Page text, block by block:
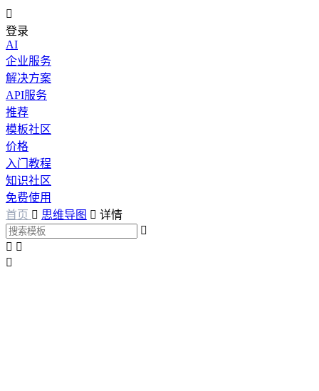

登录
AI
企业服务
解决方案
API服务
推荐
模板社区
价格
入门教程
知识社区
免费使用
首页  思维导图  详情

 
